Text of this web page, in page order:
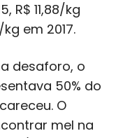
R$ 11,88/kg
em 2017.
desaforo, o
50% do
O
mel na